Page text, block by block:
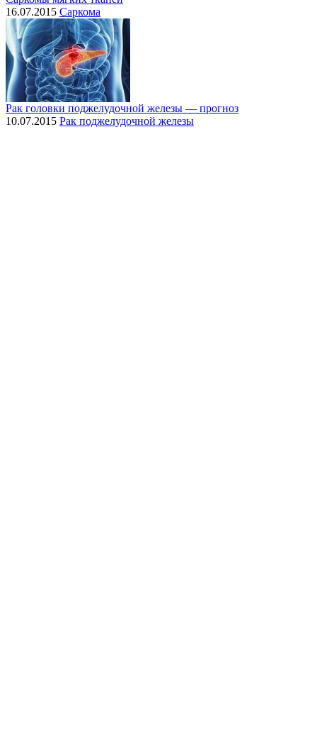
16.07.2015 Саркома
Рак головки поджелудочной железы — прогноз
10.07.2015 Рак поджелудочной железы